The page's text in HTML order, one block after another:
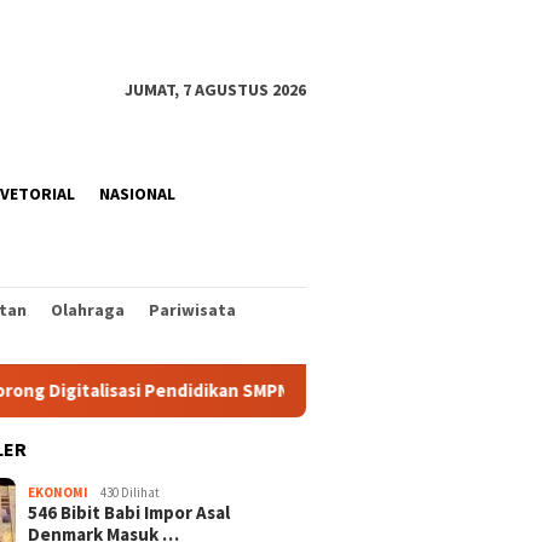
JUMAT, 7 AGUSTUS 2026
NASIONAL
Olahraga Pariwisata
Pendidikan SMPN 1 Palu
EKONOMI 430 Dilihat
546 Bibit Babi Impor Asal
Denmark Masuk …